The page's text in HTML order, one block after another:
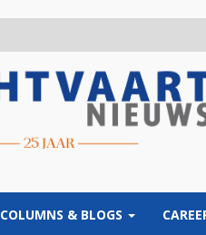
COLUMNS & BLOGS